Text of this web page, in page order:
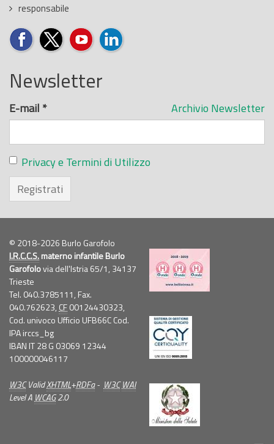
responsabile
Newsletter
Archivio Newsletter
E-mail *
Privacy e Termini di Utilizzo
Registrati
© 2018-2026 Burlo Garofolo
I.R.C.C.S.materno infantile Burlo
Garofolovia dell'Istria 65/1, 34137
Trieste
Tel. 040.3785111, Fax.
040.762623, CF00124430323,
Cod. univoco Ufficio UFB66C Cod.
IPA irccs_bg
IBAN IT 28 G 03069 12344
100000046117
W3CValidXHTML+RDFa- W3C WAI
Level A WCAG2.0